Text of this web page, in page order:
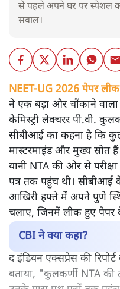
से पहले अपने घर पर स्पेशल
सवाल।
NEET-UG 2026 पेपर लीक
ने एक बड़ा और चौंकाने
केमिस्ट्री लेक्चरर पी.वी.
सीबीआई का कहना है कि
मास्टरमाइंड और मुख्य स्रोत
यानी NTA की ओर से
पत्र तक पहुंच थी। सीबीआई
आखिरी हफ्ते में अपने पुणे
चलाए, जिनमें लीक हुए पेपर
CBI ने क्या कहा?
द इंडियन एक्सप्रेस की
बताया, "कुलकर्णी NTA की